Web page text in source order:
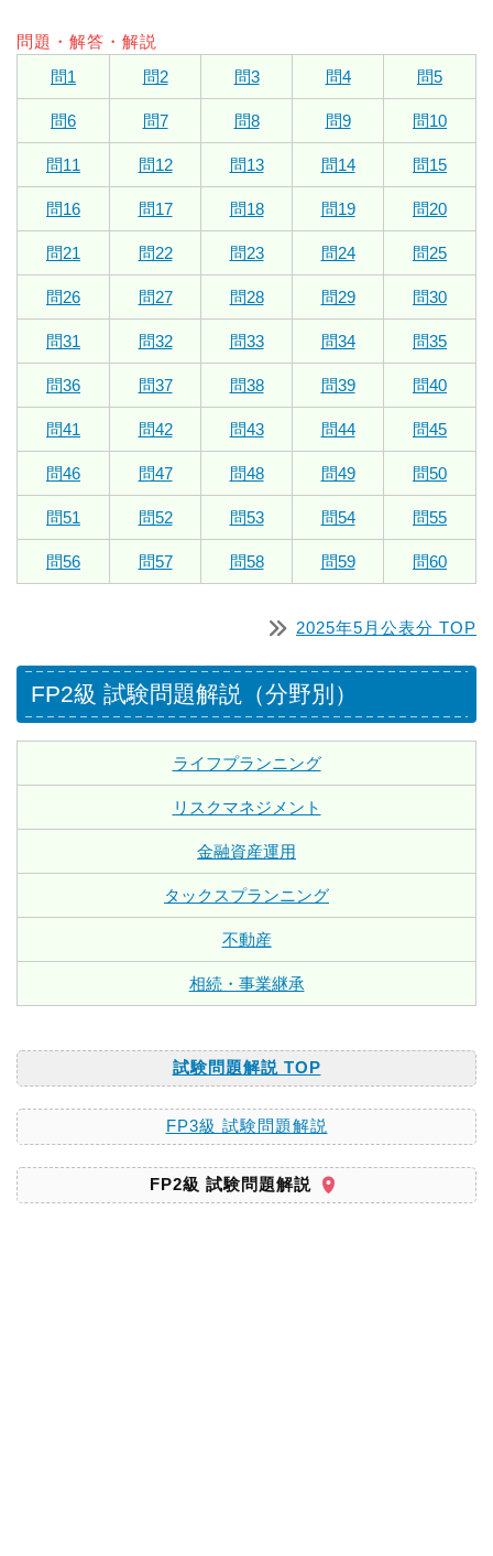
問題・解答・解説
問1
問2 問3 問4 問5
問6 問7 問8 問9 問10
問11 問12 問13 問14 問15
問16 問17 問18 問19 問20
問21 問22 問23 問24 問25
問26 問27 問28 問29 問30
問31 問32 問33 問34 問35
問36 問37 問38 問39 問40
問41 問42 問43 問44 問45
問46 問47 問48 問49 問50
問51 問52 問53 問54 問55
問56 問57 問58 問59 問60
2025年5月公表分 TOP
FP2級 試験問題解説（分野別）
ライフプランニング
リスクマネジメント
金融資産運用
タックスプランニング
不動産
相続・事業継承
試験問題解説 TOP
FP3級 試験問題解説
FP2級 試験問題解説